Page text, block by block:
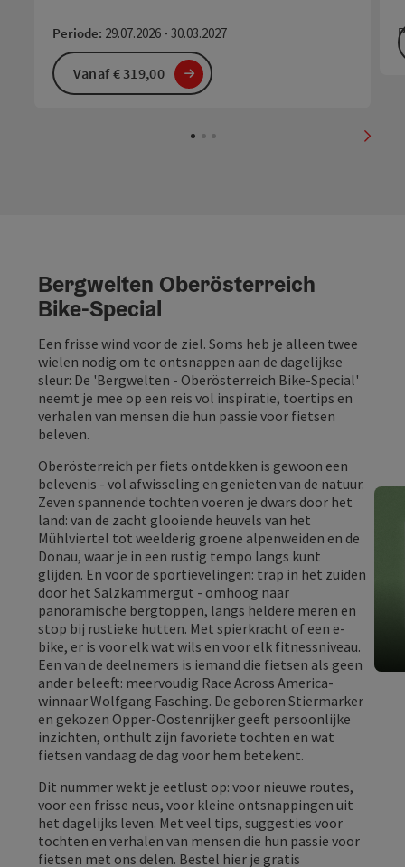
Periode: 29.07.2026 - 30.03.2027
Vanaf € 319,00
Bergwelten Oberösterreich
Bike-Special
Een frisse wind voor de ziel. Soms heb je alleen twee
wielen nodig om te ontsnappen aan de dagelijkse
sleur: De 'Bergwelten - Oberösterreich Bike-Special'
neemt je mee op een reis vol inspiratie, toertips en
verhalen van mensen die hun passie voor fietsen
beleven.
Oberösterreich per fiets ontdekken is gewoon een
belevenis - vol afwisseling en genieten van de natuur.
Zeven spannende tochten voeren je dwars door het
land: van de zacht glooiende heuvels van het
Mühlviertel tot weelderig groene alpenweiden en de
Donau, waar je in een rustig tempo langs kunt
glijden. En voor de sportievelingen: trap in het zuiden
door het Salzkammergut - omhoog naar
panoramische bergtoppen, langs heldere meren en
stop bij rustieke hutten. Met spierkracht of een e-
bike, er is voor elk wat wils en voor elk fitnessniveau.
Een van de deelnemers is iemand die fietsen als geen
ander beleeft: meervoudig Race Across America-
winnaar Wolfgang Fasching. De geboren Stiermarker
en gekozen Opper-Oostenrijker geeft persoonlijke
inzichten, onthult zijn favoriete tochten en wat
fietsen vandaag de dag voor hem betekent.
Dit nummer wekt je eetlust op: voor nieuwe routes,
voor een frisse neus, voor kleine ontsnappingen uit
het dagelijks leven. Met veel tips, suggesties voor
tochten en verhalen van mensen die hun passie voor
fietsen met ons delen. Bestel hier je gratis